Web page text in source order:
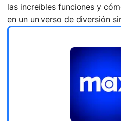
las increíbles funciones y
en un universo de diversión